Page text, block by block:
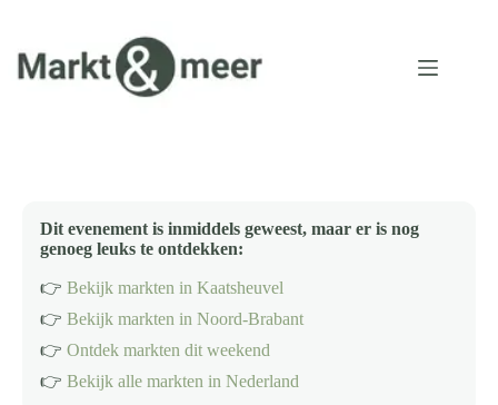
inhoud
Dit evenement is inmiddels geweest, maar er is nog
genoeg leuks te ontdekken:
👉 Bekijk markten in Kaatsheuvel
👉 Bekijk markten in Noord-Brabant
👉 Ontdek markten dit weekend
👉 Bekijk alle markten in Nederland